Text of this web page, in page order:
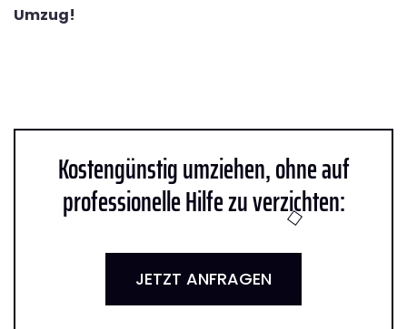
Umzug!
Kostengünstig umziehen, ohne auf
professionelle Hilfe zu verzichten:
JETZT ANFRAGEN